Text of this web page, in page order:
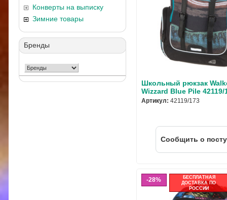
Конверты на выписку
Зимние товары
Бренды
Школьный рюкзак
Wizzard Blue Pile 42119/
Артикул: 42119/173
Cообщить о
28%
БЕСПЛАТНАЯ
ДОСТАВКА ПО
РОССИИ